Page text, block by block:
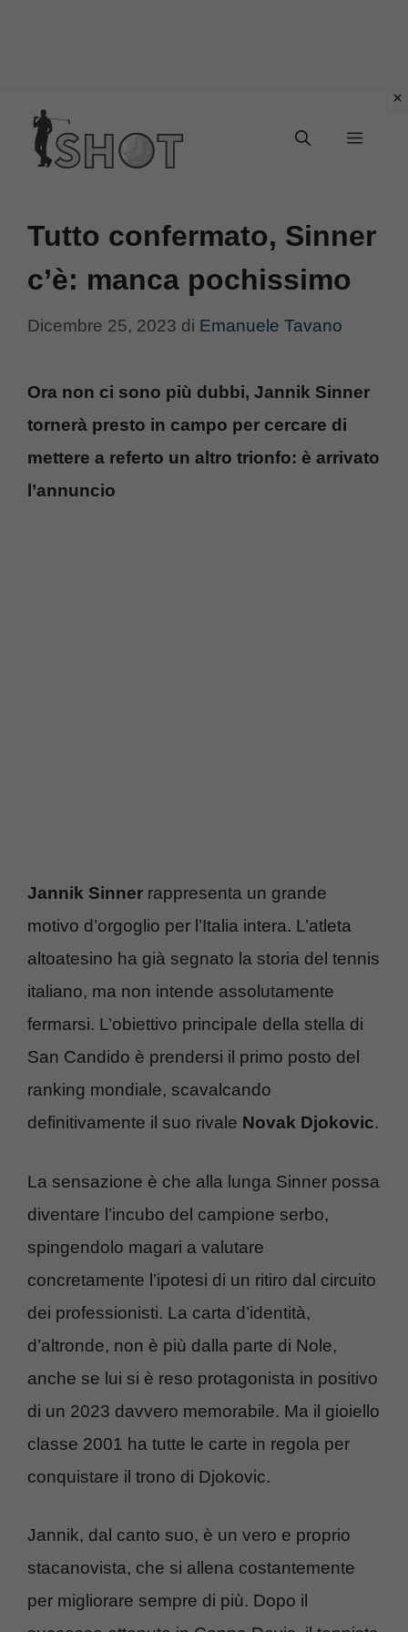
contenuto
Menu
Tutto confermato, Sinner
c’è: manca pochissimo
Dicembre 25, 2023 di Emanuele Tavano
Ora non ci sono più dubbi, Jannik Sinner
tornerà presto in campo per cercare di
mettere a referto un altro trionfo: è arrivato
l’annuncio
Jannik Sinner rappresenta un grande
motivo d’orgoglio per l’Italia intera. L’atleta
altoatesino ha già segnato la storia del tennis
italiano, ma non intende assolutamente
fermarsi. L’obiettivo principale della stella di
San Candido è prendersi il primo posto del
ranking mondiale, scavalcando
definitivamente il suo rivale Novak Djokovic.
La sensazione è che alla lunga Sinner possa
diventare l’incubo del campione serbo,
spingendolo magari a valutare
concretamente l’ipotesi di un ritiro dal circuito
dei professionisti. La carta d’identità,
d’altronde, non è più dalla parte di Nole,
anche se lui si è reso protagonista in positivo
di un 2023 davvero memorabile. Ma il gioiello
classe 2001 ha tutte le carte in regola per
conquistare il trono di Djokovic.
Jannik, dal canto suo, è un vero e proprio
stacanovista, che si allena costantemente
per migliorare sempre di più. Dopo il